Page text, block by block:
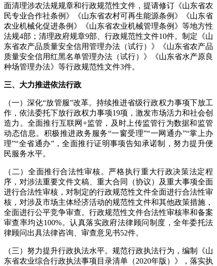
面清理涉农法规规章和行政规范性文件，提请修订《山东省农
民专业合作社条例》《山东省农村可再生能源条例》《山东省
农业机械化促进条例》《山东省农业机械管理条例》等地方性
法规4部；清理政府规章9部、行政规范性文件10件。制定《山
东省农产品质量安全信用管理办法（试行）》《山东省农产品
质量安全信用红黑名单管理办法（试行）》《山东省水产原良
种场管理办法》等行政规范性文件3件。
三、大力推进依法行政
（一）深化“放管服”改革。持续推进省级行政权力事项下放工
作，依法委托下放行政权力事项19项，激发市场活力和社会创
造力。全面推行互联网+监管，及时上传监管行为数据和监管
动态信息。积极推进政务服务“一窗受理”“一网通办”“掌上办
理”“全省通办”，全面推行证明事项告知承诺制，努力提升便
民服务水平。
（二）全面推行合法性审核。严格执行重大行政决策法定程
序，对涉法重要文件文稿、重大合同（协议）及重大事项全面
进行合法性审核，对制定的行政规范性文件全面进行合法性审
核，对涉及市场主体经济活动的规范性文件和其他政策措施，
全面进行公平竞争审查。行政规范性文件合法性审核率和备案
审查率均达100%。认真落实政府法律顾问制度，全年委托法
律顾问出具法律咨询、审查意见书52件。
（三）努力提升行政执法水平。规范行政执法行为，编制《山
东省农业综合行政执法事项目录清单（2020年版）》，落实执